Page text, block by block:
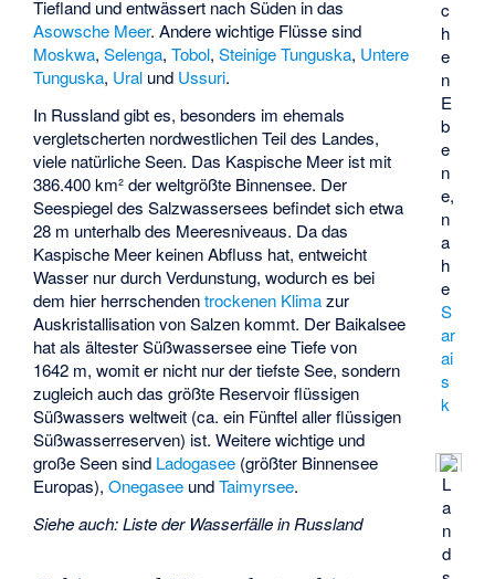
c
h
e
n
E
b
e
n
e,
n
a
h
e
S
ar
ai
s
k
L
a
n
d
Tiefland und entwässert nach Süden in das
Asowsche Meer. Andere wichtige Flüsse sind
Moskwa,Selenga,Tobol,Steinige Tunguska, Untere
Tunguska, Ural und Ussuri.
In Russland gibt es, besonders im ehemals
vergletscherten nordwestlichen Teil des Landes,
viele natürliche Seen. Das Kaspische Meer ist mit
386.400 km² der weltgrößte Binnensee. Der
Seespiegel des Salzwassersees befindet sich etwa
28 m unterhalb des Meeresniveaus. Da das
Kaspische Meer keinen Abfluss hat, entweicht
Wasser nur durch Verdunstung, wodurch es bei
dem hier herrschendentrockenen Klimazur
Auskristallisation von Salzen kommt. Der Baikalsee
hat als ältester Süßwassersee eine Tiefe von
1642 m, womit er nicht nur der tiefste See, sondern
zugleich auch das größte Reservoir flüssigen
Süßwassers weltweit (ca. ein Fünftel aller flüssigen
Süßwasserreserven) ist. Weitere wichtige und
große Seen sind Ladogasee (größter Binnensee
Europas),Onegasee undTaimyrsee.
Siehe auch:Liste der Wasserfälle in Russland